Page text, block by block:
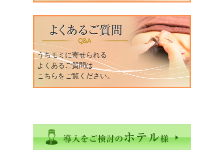
うちモミに寄せられる
よくあるご質問は
こちらをご覧ください。